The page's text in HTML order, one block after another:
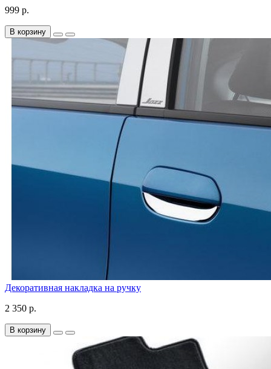
999 р.
В корзину
Декоративная накладка на ручку
2 350 р.
В корзину